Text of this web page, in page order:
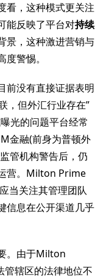
看，这种模式更关注
能反映了平台对持续
景，这种激进营销与
警惕。
前没有直接证据表明
，但外汇行业存在”
光的问题平台经常
金融(前身为普顿外
管机构警告后，仍
营。Milton Prime
当关注其管理团队
信息在公开渠道几乎
。由于Milton
辖区的法律地位不